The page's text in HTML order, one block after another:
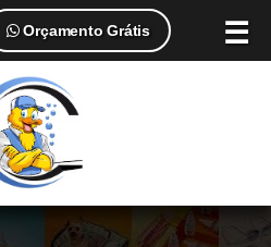
☰
Orçamento Grátis